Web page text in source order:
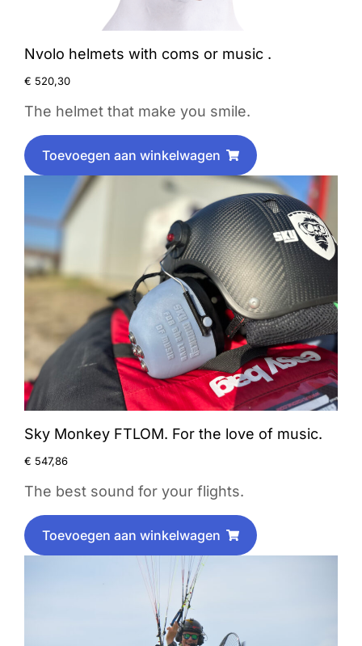
Nvolo helmets with coms or music .
€ 520,30
The helmet that make you smile.
Toevoegen aan winkelwagen
Sky Monkey FTLOM. For the love of music.
€ 547,86
The best sound for your flights.
Toevoegen aan winkelwagen